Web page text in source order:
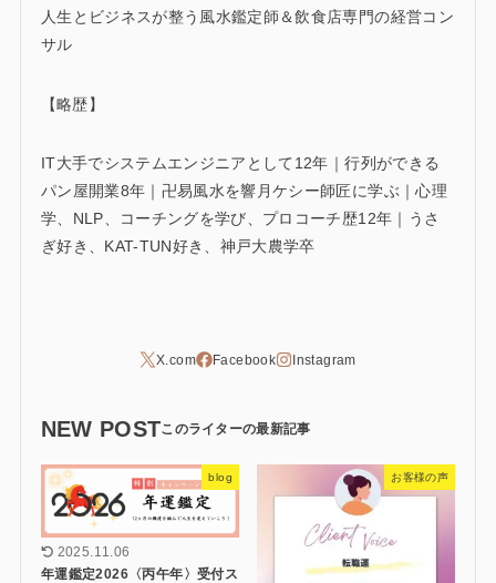
人生とビジネスが整う風水鑑定師＆飲食店専門の経営コン
サル
【略歴】
IT大手でシステムエンジニアとして12年｜行列ができる
パン屋開業8年｜卍易風水を響月ケシー師匠に学ぶ｜心理
学、NLP、コーチングを学び、プロコーチ歴12年｜うさ
ぎ好き、KAT-TUN好き、神戸大農学卒
NEW POST
blog
2025.11.06
年運鑑定2026〈丙午年〉受付ス
お客様の声